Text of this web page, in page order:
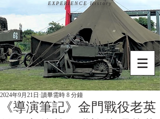
EXPERIENCE History
《導演筆記》金門戰役老英
2024年9月21日 讀畢需時 8 分鐘